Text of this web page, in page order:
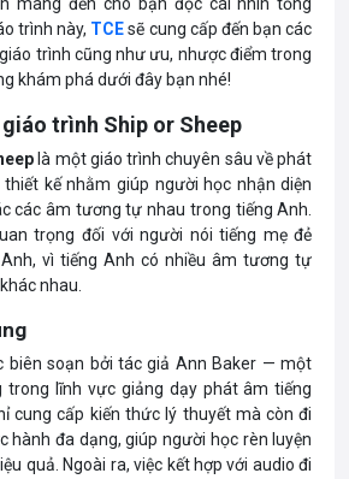
trình này, TCEsẽ cung cấp đến bạn các
trình cũng như ưu, nhược điểm trong
khám phá dưới đây bạn nhé!
trình Ship or Sheep
là một giáo trình chuyên sâu về phát
kế nhằm giúp người học nhận diện
các âm tương tự nhau trong tiếng Anh.
trọng đối với người nói tiếng mẹ đẻ
vì tiếng Anh có nhiều âm tương tự
nhau.
biên soạn bởi tác giả Ann Baker — một
trong lĩnh vực giảng dạy phát âm tiếng
cung cấp kiến thức lý thuyết mà còn đi
hành đa dạng, giúp người học rèn luyện
quả. Ngoài ra, việc kết hợp với audio đi